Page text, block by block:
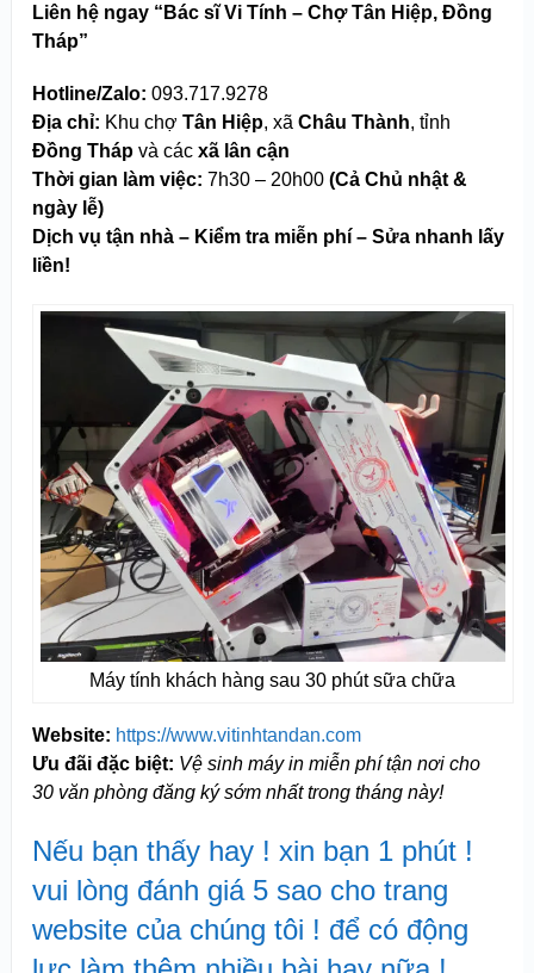
Liên hệ ngay “Bác sĩ Vi Tính – Chợ Tân Hiệp, Đồng
Tháp”
Hotline/Zalo: 093.717.9278
Địa chỉ: Khu chợ Tân Hiệp, xã Châu Thành, tỉnh
Đồng Thápvà các xã lân cận
Thời gian làm việc: 7h30 – 20h00 (Cả Chủ nhật &
ngày lễ)
Dịch vụ tận nhà – Kiểm tra miễn phí – Sửa nhanh lấy
liền!
Máy tính khách hàng sau 30 phút sữa chữa
Website: https://www.vitinhtandan.com
Ưu đãi đặc biệt: Vệ sinh máy in miễn phí tận nơi cho
30 văn phòng đăng ký sớm nhất trong tháng này!
Nếu bạn thấy hay ! xin bạn 1 phút !
vui lòng đánh giá 5 sao cho trang
website của chúng tôi ! để có động